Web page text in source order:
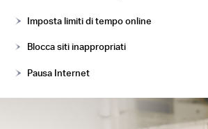
Imposta limiti di tempo online
Blocca siti inappropriati
Pausa Internet